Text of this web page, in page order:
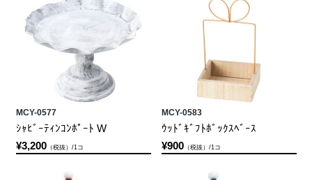
MCY-0577
ｼｬﾋﾞｰﾃｨﾝｺﾝﾎﾟｰﾄ W
¥3,200（税抜）/1コ
MCY-0583
ｳｯﾄﾞｷﾞﾌﾄﾎﾞｯｸｽﾍﾞｰｽ
¥900（税抜）/1コ